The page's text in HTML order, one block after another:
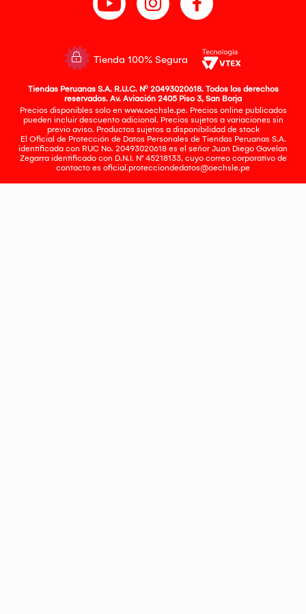
Tienda 100% Segura
Tiendas Peruanas S.A. R.U.C. Nº 20493020618. Todos los derechos
reservados. Av. Aviación 2405 Piso 3, San Borja
Precios disponibles solo en www.oechsle.pe. Precios online publicados
pueden incluir descuento adicional. Precios sujetos a variaciones sin
previo aviso. Productos sujetos a disponibilidad de stock
El Oficial de Protección de Datos Personales de Tiendas Peruanas S.A.
identificada con RUC No. 20493020618 es el señor Juan Diego Gavelan
Zegarra identificado con D.N.I. N° 45218133, cuyo correo corporativo de
contacto es oficial.protecciondedatos@oechsle.pe